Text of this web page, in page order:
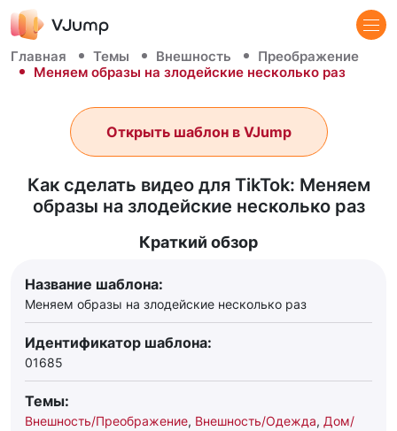
Главная Темы Внешность
Преображение
Меняем образы на злодейские несколько раз
Как сделать видео для TikTok: Меняем
образы на злодейские несколько раз
Открыть шаблон в VJump
Краткий обзор
Название шаблона:
Меняем образы на злодейские несколько раз
Идентификатор шаблона:
01685
Темы:
Внешность/Преображение, Внешность/Одежда, Дом/